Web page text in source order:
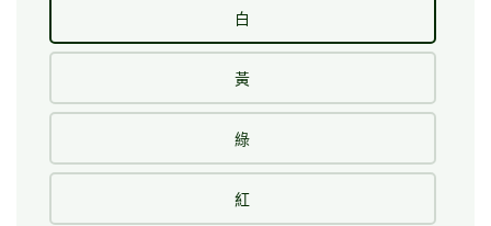
白
黃
綠
紅